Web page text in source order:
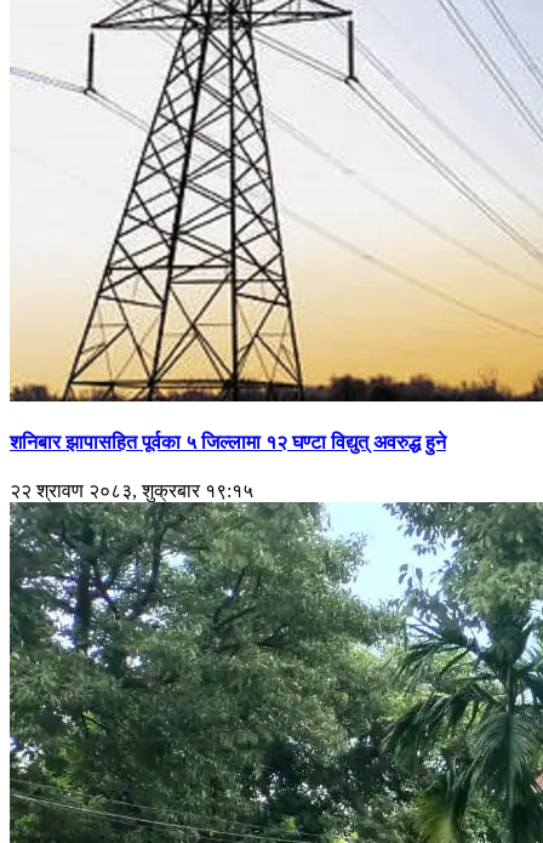
शनिबार झापासहित पूर्वका ५ जिल्लामा १२ घण्टा विद्युत् अवरुद्ध हुने
२२ श्रावण २०८३, शुक्रबार १९:१५